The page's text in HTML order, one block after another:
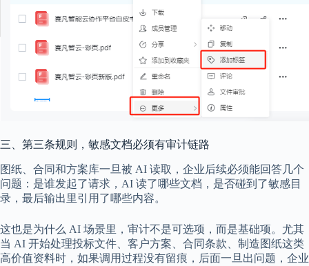
三、第三条规则，敏感文档必须有审计链路
图纸、合同和方案库一旦被 AI 读取，企业后续必须能回答几个
问题：是谁发起了请求，AI 读了哪些文档，是否碰到了敏感目
录，最后输出里引用了哪些内容。
这也是为什么 AI 场景里，审计不是可选项，而是基础项。尤其
当 AI 开始处理投标文件、客户方案、合同条款、制造图纸这类
高价值资料时，如果调用过程没有留痕，后面一旦出问题，企业